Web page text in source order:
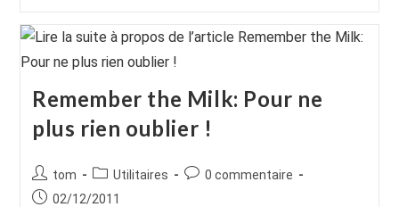
Remember the Milk: Pour ne
plus rien oublier !
Auteur/autrice
de
tom
Post
category:
Utilitaires
Commentaires
0 commentaire
Publication
02/12/2011